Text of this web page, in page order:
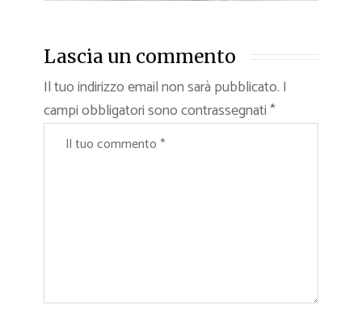
Lascia un commento
Il tuo indirizzo email non sarà pubblicato. I
campi obbligatori sono contrassegnati*